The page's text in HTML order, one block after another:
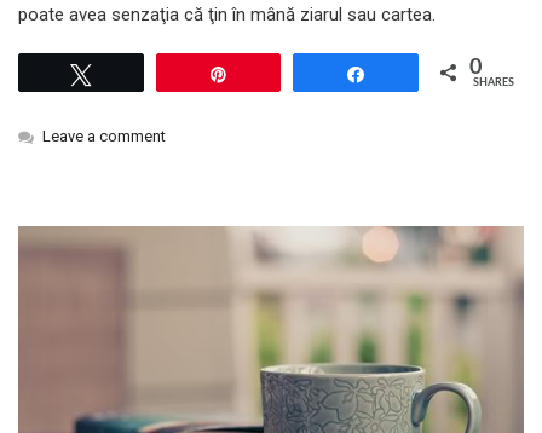
poate avea senzaţia că ţin în mână ziarul sau cartea.
0
SHARES
Leave a comment